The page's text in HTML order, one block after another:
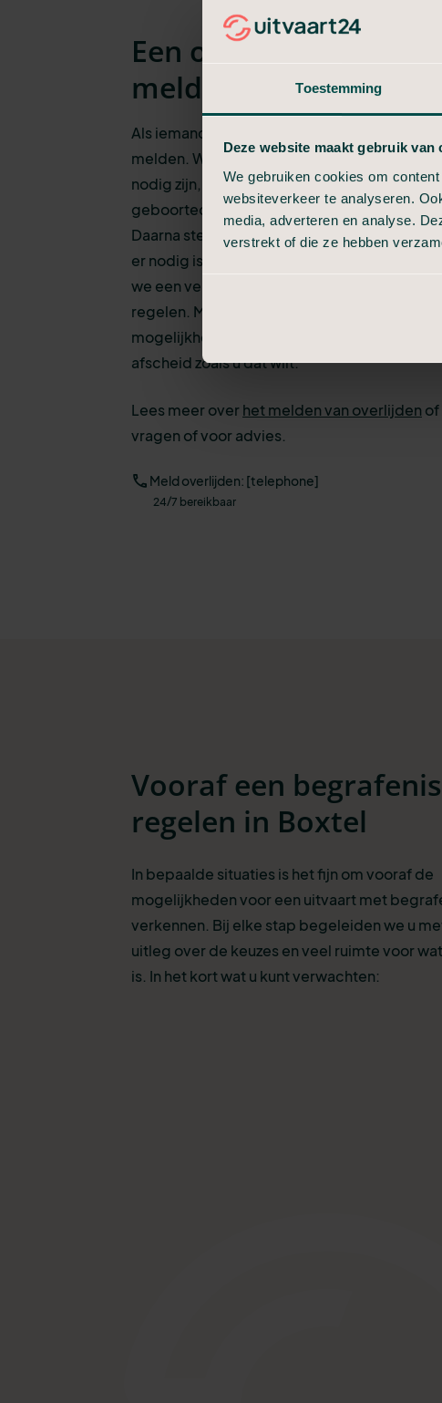
Toestemming
Deze website maakt gebruik van
We gebruiken cookies om
websiteverkeer te analyseren.
media, adverteren en analyse.
verstrekt of die ze hebben
Een overlijden in Boxtel
melden
Als iemand is overleden, kunt u dit telefonisch
melden. We nemen dan de gegevens met u
nodig zijn, zoals uw contactgegevens en de
geboortedatum van de persoon die is
Daarna stemmen we een aantal zaken met u
er nodig is voor het verzorgen en opbaren.
we een vervolgafspraak om stap voor stap
regelen. Met heldere uitleg en inzicht in de
mogelijkheden, zodat u weet wat de keuzes
afscheid zoals u dat wilt.
Lees meer overhet melden van overlijden of
vragen of voor advies.
Meld overlijden: [telephone]
24/7 bereikbaar
Vooraf een begrafenis
regelen in Boxtel
In bepaalde situaties is het fijn om vooraf de
mogelijkheden voor een uitvaart met
verkennen. Bij elke stap begeleiden we u
uitleg over de keuzes en veel ruimte voor
is. In het kort wat u kunt verwachten: